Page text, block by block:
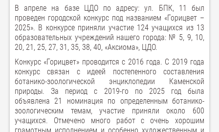
В апреле на базе ЦДО по адресу: ул. БПК, 11 был
проведен городской конкурс под названием «Горицвет –
2025». В конкурсе приняли участие 124 учащихся из 13
образовательных учреждений нашего города: № 5, 9, 10,
20, 21, 25, 27, 31, 35, 38, 40, «Аксиома», ЦДО.
Конкурс «Горицвет» проводится с 2016 года. С 2019 года
конкурс связан с идеей постепенного составления
ботанико-зоологической энциклопедии Каменской
природы. За период с 2019-го по 2025 год была
объявлена 21 номинация по определенным ботанико-
зоологическим темам, участие приняли около 600
учащихся. Отмечено много работ с очень хорошим